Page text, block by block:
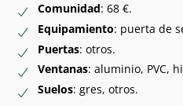
Comunidad: 68 €.
Equipamiento: puerta de
Puertas: otros.
Ventanas: aluminio, PVC,
Suelos: gres, otros.